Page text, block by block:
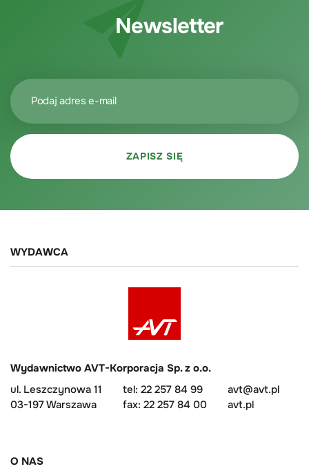
Newsletter
WYDAWCA
Wydawnictwo AVT-Korporacja Sp. z o.o.
ul. Leszczynowa 11
03-197 Warszawa
tel: 22 257 84 99
fax: 22 257 84 00
avt@avt.pl
avt.pl
O NAS